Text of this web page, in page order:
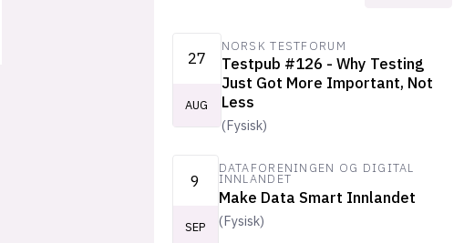
27
AUG
NORSK TESTFORUM
Testpub #126 - Why Testing
Just Got More Important, Not
Less
(Fysisk)
9
SEP
DATAFORENINGEN OG DIGITAL
INNLANDET
Make Data Smart Innlandet
(Fysisk)